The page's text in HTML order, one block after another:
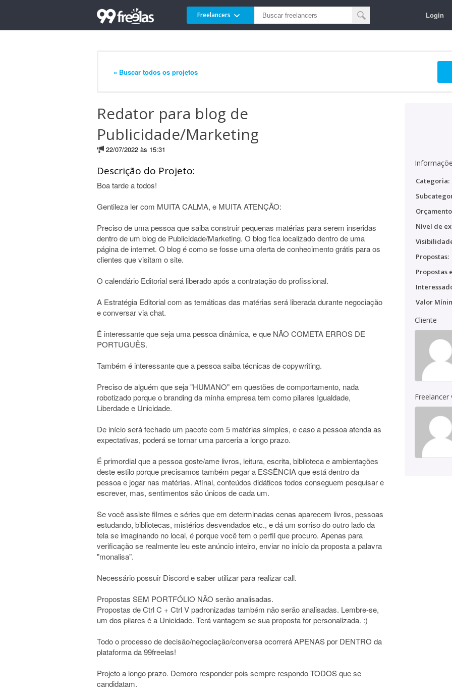
Freelancers Login
« Buscar todos os projetos
Redator para blog de
Publicidade/Marketing
22/07/2022 às 15:31
Descrição do Projeto:
Boa tarde a todos!
Gentileza ler com MUITA CALMA, e MUITA ATENÇÃO:
Preciso de uma pessoa que saiba construir pequenas matérias para serem inseridas
dentro de um blog de Publicidade/Marketing. O blog fica localizado dentro de uma
página de internet. O blog é como se fosse uma oferta de conhecimento grátis para os
clientes que visitam o site.
O calendário Editorial será liberado após a contratação do profissional.
A Estratégia Editorial com as temáticas das matérias será liberada durante negociação
e conversar via chat.
É interessante que seja uma pessoa dinâmica, e que NÃO COMETA ERROS DE
PORTUGUÊS.
Também é interessante que a pessoa saiba técnicas de copywriting.
Preciso de alguém que seja "HUMANO" em questões de comportamento, nada
robotizado porque o branding da minha empresa tem como pilares Igualdade,
Liberdade e Unicidade.
De início será fechado um pacote com 5 matérias simples, e caso a pessoa atenda as
expectativas, poderá se tornar uma parceria a longo prazo.
É primordial que a pessoa goste/ame livros, leitura, escrita, biblioteca e ambientações
deste estilo porque precisamos também pegar a ESSÊNCIA que está dentro da
pessoa e jogar nas matérias. Afinal, conteúdos didáticos todos conseguem pesquisar e
escrever, mas, sentimentos são únicos de cada um.
Se você assiste filmes e séries que em determinadas cenas aparecem livros, pessoas
estudando, bibliotecas, mistérios desvendados etc., e dá um sorriso do outro lado da
tela se imaginando no local, é porque você tem o perfil que procuro. Apenas para
verificação se realmente leu este anúncio inteiro, enviar no início da proposta a palavra
"monalisa".
Necessário possuir Discord e saber utilizar para realizar call.
Propostas SEM PORTFÓLIO NÃO serão analisadas.
Propostas de Ctrl C + Ctrl V padronizadas também não serão analisadas. Lembre-se,
um dos pilares é a Unicidade. Terá vantagem se sua proposta for personalizada. :)
Todo o processo de decisão/negociação/conversa ocorrerá APENAS por DENTRO da
plataforma da 99freelas!
Projeto a longo prazo. Demoro responder pois sempre respondo TODOS que se
candidatam.
Categoria:
Nível de
Propostas:
Propostas
Valor
Cliente
Freelancer